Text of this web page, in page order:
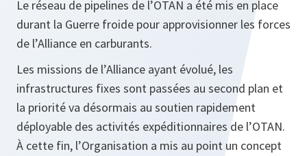
Le réseau de pipelines de l’OTAN a été mis en place
durant la Guerre froide pour approvisionner les forces
de l’Alliance en carburants.
Les missions de l’Alliance ayant évolué, les
infrastructures fixes sont passées au second plan et
la priorité va désormais au soutien rapidement
déployable des activités expéditionnaires de l’OTAN.
À cette fin, l’Organisation a mis au point un concept